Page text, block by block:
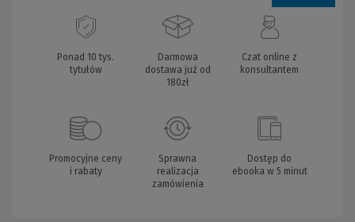
Ponad 10 tys.
tytułów
Darmowa
dostawa już od
180zł
Czat online z
konsultantem
Promocyjne ceny
i rabaty
Sprawna
realizacja
zamówienia
Dostęp do
ebooka w 5 minut